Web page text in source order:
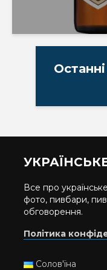
Все про
фото, пивбари,
обговорення.
Політика
Солов'їна